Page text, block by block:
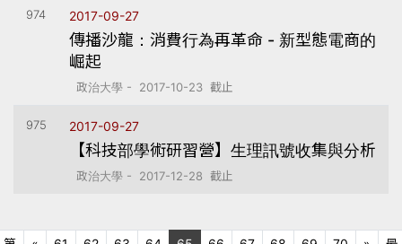
974 2017-09-27
傳播沙龍：消費行為再革命 - 新型態電商的
崛起
政治大學 - 2017-10-23 截止
975 2017-09-27
【科技部學術研習營】生理訊號收集與分析
政治大學 - 2017-12-28 截止